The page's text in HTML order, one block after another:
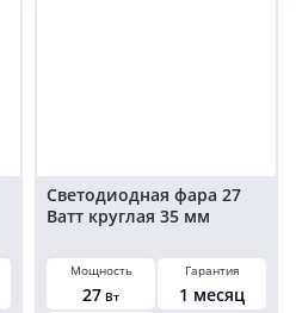
Светодиодная фара 27
Ватт круглая 35 мм
Мощность
27 Вт
Гарантия
1 месяц